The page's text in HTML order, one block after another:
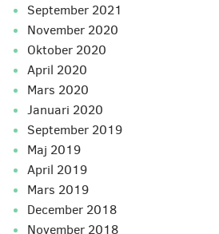
september 2021
november 2020
oktober 2020
april 2020
mars 2020
januari 2020
september 2019
maj 2019
april 2019
mars 2019
december 2018
november 2018